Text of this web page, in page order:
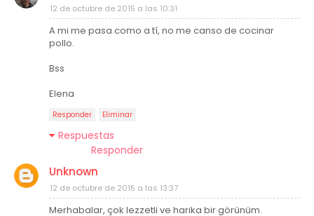
12 de octubre de 2015 a las 10:31
A mi me pasa como a tí, no me canso de cocinar
pollo.
Bss
Elena
Responder Eliminar
Respuestas
Responder
Unknown
12 de octubre de 2015 a las 13:37
Merhabalar, çok lezzetli ve harika bir görünüm.